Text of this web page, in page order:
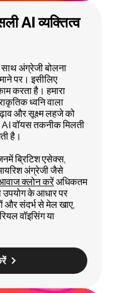
AI व्यक्तित्व
अंग्रेजी बोलना
पर। इसीलिए
करता है। हमारा
ध्वनि वाला
और सूक्ष्म लहजे को
वॉयस तकनीक मिलती
है।
ब्रिटिश एसेक्स,
अंग्रेजी जैसे
क्लोन करेंअधिकतम
उपयोग के आधार पर
और संदर्भ से मेल खाए,
वॉइसिंग या